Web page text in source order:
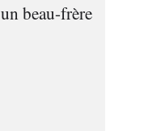
un beau-frère